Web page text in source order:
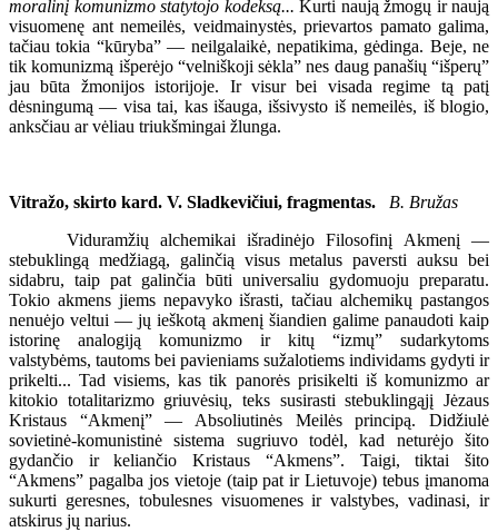
moralinį komunizmo statytojo kodeksą... Kurti naują žmogų ir naują
visuomenę ant nemeilės, veidmainystės, prievartos pamato galima,
tačiau tokia “kūryba” — neilgalaikė, nepatikima, gėdinga. Beje, ne
tik komunizmą išperėjo “velniškoji sėkla” nes daug panašių “išperų”
jau būta žmonijos istorijoje. Ir visur bei visada regime tą patį
dėsningumą — visa tai, kas išauga, išsivysto iš nemeilės, iš blogio,
anksčiau ar vėliau triukšmingai žlunga.
Vitražo, skirto kard. V. Sladkevičiui, fragmentas.
B. Bružas
Viduramžių alchemikai išradinėjo Filosofinį Akmenį —
stebuklingą medžiagą, galinčią visus metalus paversti auksu bei
sidabru, taip pat galinčia būti universaliu gydomuoju preparatu.
Tokio akmens jiems nepavyko išrasti, tačiau alchemikų pastangos
nenuėjo veltui — jų ieškotą akmenį šiandien galime panaudoti kaip
istorinę analogiją komunizmo ir kitų “izmų” sudarkytoms
valstybėms, tautoms bei pavieniams sužalotiems individams gydyti ir
prikelti... Tad visiems, kas tik panorės prisikelti iš komunizmo ar
kitokio totalitarizmo griuvėsių, teks susirasti stebuklingąjį Jėzaus
Kristaus “Akmenį” — Absoliutinės Meilės principą. Didžiulė
sovietinė-komunistinė sistema sugriuvo todėl, kad neturėjo šito
gydančio ir keliančio Kristaus “Akmens”. Taigi, tiktai šito
“Akmens” pagalba jos vietoje (taip pat ir Lietuvoje) tebus įmanoma
sukurti geresnes, tobulesnes visuomenes ir valstybes, vadinasi, ir
atskirus jų narius.